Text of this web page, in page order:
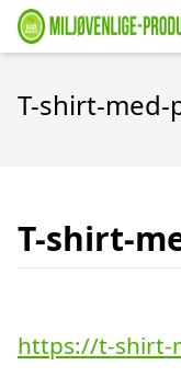
T-shirt-
T-shirt-
https://t-shirt-